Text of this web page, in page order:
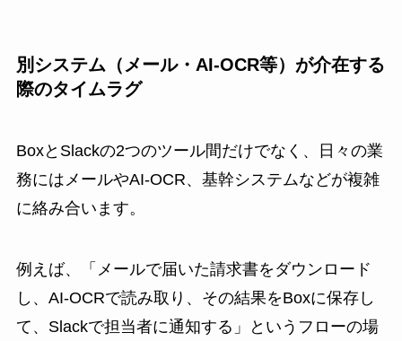
別システム（メール・AI-OCR等）が介在する
際のタイムラグ
BoxとSlackの2つのツール間だけでなく、日々の業
務にはメールやAI-OCR、基幹システムなどが複雑
に絡み合います。
例えば、「メールで届いた請求書をダウンロード
し、AI-OCRで読み取り、その結果をBoxに保存し
て、Slackで担当者に通知する」というフローの場